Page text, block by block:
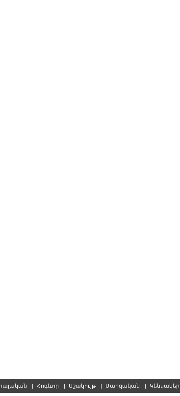
| Հոգևոր | Մշակույթ | Մարզական |